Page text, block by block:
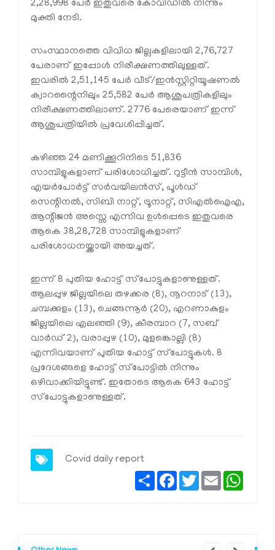
2,28,998 പേര്‍ ഇതുവരെ കോവിഡില്‍ നിന്നും
മുക്തി നേടി.
സംസ്ഥാനത്തെ വിവിധ ജില്ലകളിലായി 2,76,727
പേരാണ് ഇപ്പോള്‍ നിരീക്ഷണത്തിലുള്ളത്.
ഇവരില്‍ 2,51,145 പേര്‍ വീട്/ഇന്‍സ്റ്റിറ്റിയൂഷണല്‍
ക്വാറന്റൈനിലും 25,582 പേര്‍ ആശുപത്രികളിലും
നിരീക്ഷണത്തിലാണ്. 2776 പേരെയാണ് ഇന്ന്
ആശുപത്രിയില്‍ പ്രവേശിപ്പിച്ചത്.
കഴിഞ്ഞ 24 മണിക്കൂറിനിടെ 51,836
സാമ്പിളുകളാണ് പരിശോധിച്ചത്. റുട്ടീന്‍ സാമ്പിള്‍,
എയര്‍പോര്‍ട്ട് സര്‍വയിലന്‍സ്, പൂള്‍ഡ്
സെന്റിനല്‍, സിബി നാറ്റ്, ട്രൂനാറ്റ്, സിഎല്‍ഐഎ,
ആന്റിജന്‍ അസ്സെ എന്നിവ ഉള്‍പ്പെടെ ഇതുവരെ
ആകെ 38,28,728 സാമ്പിളുകളാണ്
പരിശോധനയ്ക്കായി അയച്ചത്.
ഇന്ന് 8 പുതിയ ഹോട്ട് സ്‌പോട്ടുകളാണുള്ളത്.
ആലപ്പുഴ ജില്ലയിലെ തഴക്കര (8), നൂറനാട് (13),
ചമ്പക്കുളം (13), ചെങ്ങന്നൂര്‍ (20), എറണാകുളം
ജില്ലയിലെ എലഞ്ഞി (9), കീരമ്പാറ (7, സബ്
വാര്‍ഡ് 2), വരാപ്പുഴ (10), മുളങ്കൊല്ലി (8)
എന്നിവയാണ് പുതിയ ഹോട്ട് സ്‌പോട്ടുകള്‍. 8
പ്രദേശങ്ങളെ ഹോട്ട് സ്‌പോട്ടില്‍ നിന്നും
ഒഴിവാക്കിയിട്ടുണ്ട്. ഇതോടെ ആകെ 643 ഹോട്ട്
സ്‌പോട്ടുകളാണുള്ളത്.
Covid daily report
ShareFacebook
TwitterEmail